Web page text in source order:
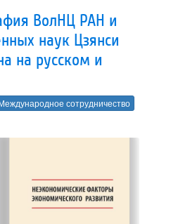
ВолНЦ РАН и
наук Цзянси
на русском и
сотрудничество